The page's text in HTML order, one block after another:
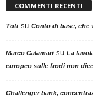
COMMENTI RECENTI
Totisu Conto di base, che
Marco Calamarisu La
europeo sulle frodi non dice
Challenger bank,